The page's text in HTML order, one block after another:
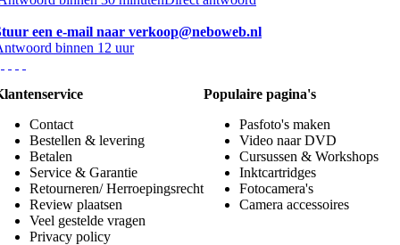
een e-mail naar verkoop@neboweb.nl
binnen 12 uur
Contact
Bestellen & levering
Betalen
Service & Garantie
Retourneren/ Herroepingsrecht
Review plaatsen
Veel gestelde vragen
Privacy policy
Populaire pagina's
Pasfoto's maken
Video naar DVD
Cursussen & Workshops
Inktcartridges
Fotocamera's
Camera accessoires